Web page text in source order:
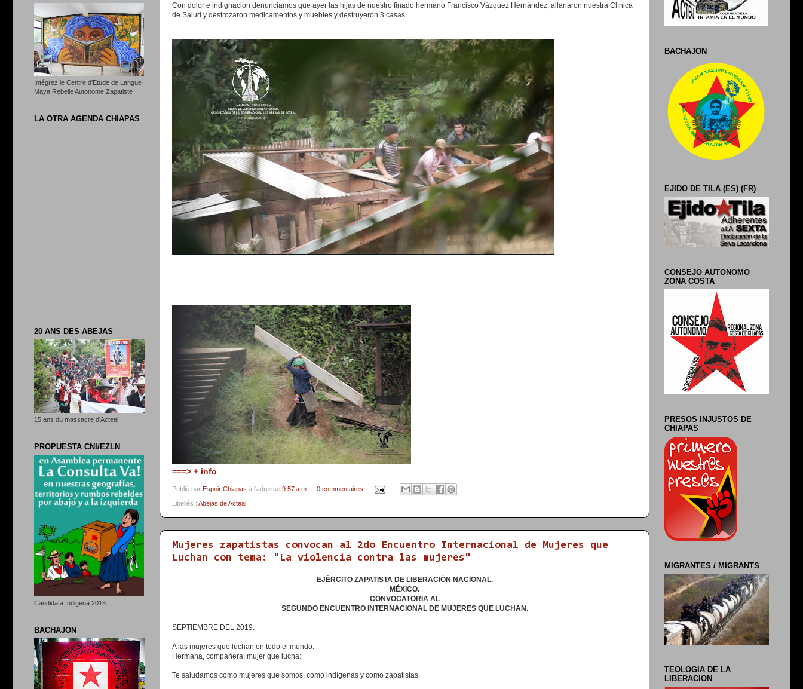
Con dolor e indignación denunciamos que ayer las hijas de nuestro finado hermano Francisco Vázquez Hernández, allanaron nuestra Clínica
de Salud y destrozaron medicamentos y muebles y destruyeron 3 casas.
===> + info
Publié par Espoir Chiapas à l'adresse 9:57 a.m. 0 commentaires
Libellés : Abejas de Acteal
Mujeres zapatistas convocan al 2do Encuentro Internacional de Mujeres que
Luchan con tema: "La violencia contra las mujeres"
EJÉRCITO ZAPATISTA DE LIBERACIÓN NACIONAL.
MÉXICO.
CONVOCATORIA AL
SEGUNDO ENCUENTRO INTERNACIONAL DE MUJERES QUE LUCHAN.
SEPTIEMBRE DEL 2019.
A las mujeres que luchan en todo el mundo:
Hermana, compañera, mujer que lucha:
Te saludamos como mujeres que somos, como indígenas y como zapatistas.
Intégrez le Centre d'Etude de Langue
Maya Rebelle Autonome Zapatiste
LA OTRA AGENDA CHIAPAS
20 ANS DES ABEJAS
15 ans du massacre d'Acteal
PROPUESTA CNI/EZLN
Candidata Indigena 2018
BACHAJON
BACHAJON
EJIDO DE TILA (ES) (FR)
CONSEJO AUTONOMO
ZONA COSTA
PRESOS INJUSTOS DE
CHIAPAS
MIGRANTES / MIGRANTS
TEOLOGIA DE LA
LIBERACION